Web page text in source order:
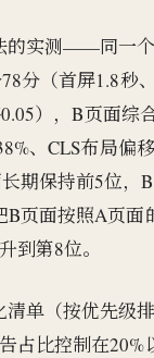
的实测——同一
分（首屏1.8秒
），B页面综
、CLS布局偏
期保持前5位，
B页面按照A页面
到第8位。
单（按优先级
占比控制在20%